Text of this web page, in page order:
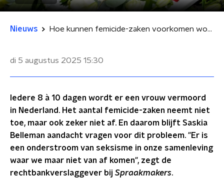
Nieuws Hoe kunnen femicide-zaken voorkomen worden? 'Vrouwen worden niet serieus genomen'
di 5 augustus 2025 15:30
Iedere 8 à 10 dagen wordt er een vrouw vermoord
in Nederland. Het aantal femicide-zaken neemt niet
toe, maar ook zeker niet af. En daarom blijft Saskia
Belleman aandacht vragen voor dit probleem. "Er is
een onderstroom van seksisme in onze samenleving
waar we maar niet van af komen", zegt de
rechtbankverslaggever bij Spraakmakers.